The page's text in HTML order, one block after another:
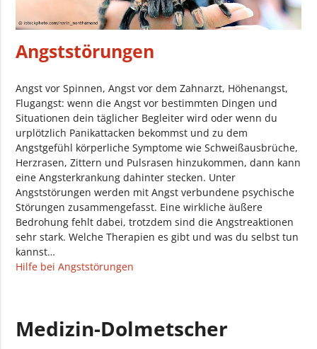
Angststörungen
Angst vor Spinnen, Angst vor dem Zahnarzt, Höhenangst,
Flugangst: wenn die Angst vor bestimmten Dingen und
Situationen dein täglicher Begleiter wird oder wenn du
urplötzlich Panikattacken bekommst und zu dem
Angstgefühl körperliche Symptome wie Schweißausbrüche,
Herzrasen, Zittern und Pulsrasen hinzukommen, dann kann
eine Angsterkrankung dahinter stecken. Unter
Angststörungen werden mit Angst verbundene psychische
Störungen zusammengefasst. Eine wirkliche äußere
Bedrohung fehlt dabei, trotzdem sind die Angstreaktionen
sehr stark. Welche Therapien es gibt und was du selbst tun
kannst…
Hilfe bei Angststörungen
Medizin-Dolmetscher